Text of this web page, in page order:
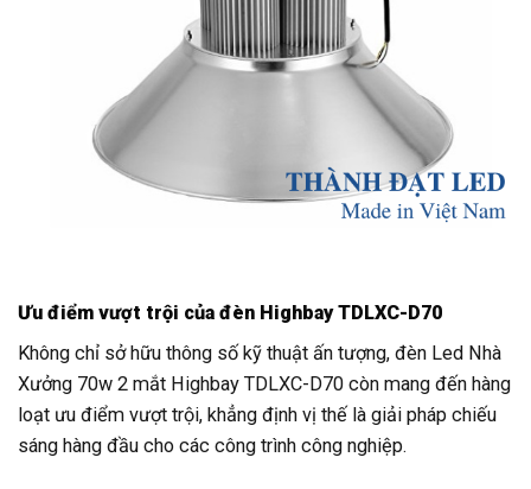
Ưu điểm vượt trội của đèn Highbay TDLXC-D70
Không chỉ sở hữu thông số kỹ thuật ấn tượng, đèn Led Nhà
Xưởng 70w 2 mắt Highbay TDLXC-D70 còn mang đến hàng
loạt ưu điểm vượt trội, khẳng định vị thế là giải pháp chiếu
sáng hàng đầu cho các công trình công nghiệp.